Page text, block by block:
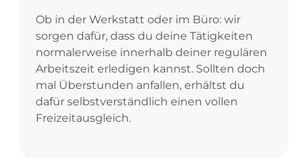
Ob in der Werkstatt oder im Büro: wir
sorgen dafür, dass du deine Tätigkeiten
normalerweise innerhalb deiner regulären
Arbeitszeit erledigen kannst. Sollten doch
mal Überstunden anfallen, erhältst du
dafür selbstverständlich einen vollen
Freizeitausgleich.